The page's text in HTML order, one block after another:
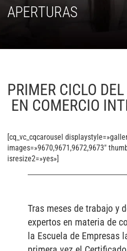
APERTURAS
PRIMER CICLO
EN COMERCIO
[cq_vc_cqcarousel
images=»9670,9671,9672,9673″
isresize2=»yes»]
Tras meses de trabajo y
expertos en materia de
la Escuela de Empresas